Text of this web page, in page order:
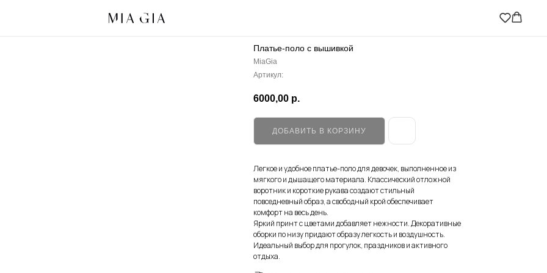
Платье-поло с вышивкой
MiaGia
Артикул:
6000,00 р.
ДОБАВИТЬ В КОРЗИНУ
Легкое и удобное платье-поло для девочек, выполненное из
мягкого и дышащего материала. Классический отложной
воротник и короткие рукава создают стильный
повседневный образ, а свободный крой обеспечивает
комфорт на весь день.
Яркий принт с цветами добавляет нежности. Декоративные
оборки по низу придают образу легкость и воздушность.
Идеальный выбор для прогулок, праздников и активного
отдыха.